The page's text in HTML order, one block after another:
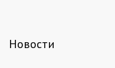
Новости